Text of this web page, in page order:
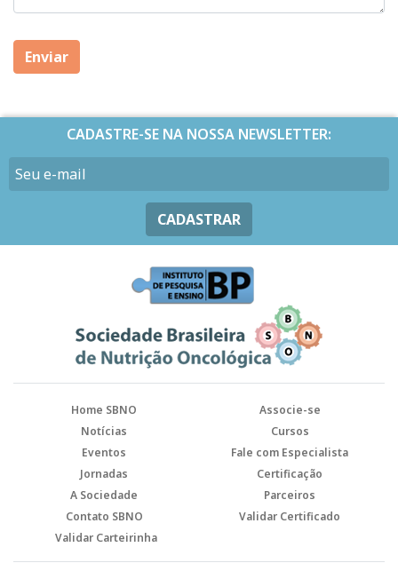
CADASTRE-SE NA NOSSA NEWSLETTER:
CADASTRAR
Home SBNO
Associe-se
Notícias
Cursos
Eventos
Fale com Especialista
Jornadas
Certificação
A Sociedade
Parceiros
Contato SBNO
Validar Certificado
Validar Carteirinha